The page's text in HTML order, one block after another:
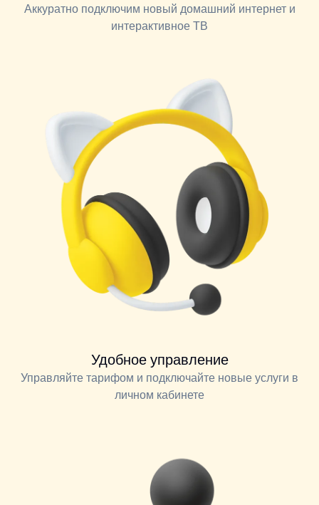
Аккуратно подключим новый домашний интернет и
интерактивное ТВ
Удобное управление
Управляйте тарифом и подключайте новые услуги в
личном кабинете